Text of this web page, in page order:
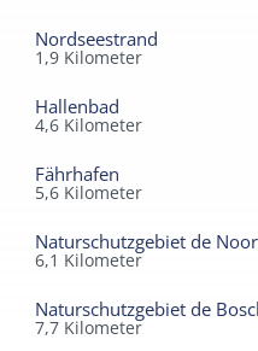
Gebühr)
Das Resort verfügt über
2 bis 6 Personen.
Verfügbarkeit willkommen.
Nordseestrand
1,9 Kilometer
Hallenbad
4,6 Kilometer
Fährhafen
5,6 Kilometer
Naturschutzgebiet de
6,1 Kilometer
Naturschutzgebiet de
7,7 Kilometer